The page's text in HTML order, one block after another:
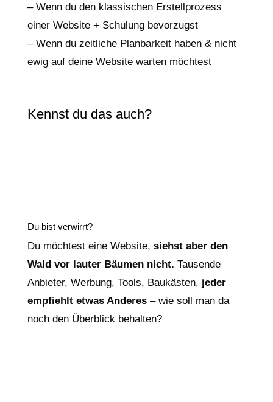
– Wenn du den klassischen Erstellprozess
einer Website + Schulung bevorzugst
– Wenn du zeitliche Planbarkeit haben & nicht
ewig auf deine Website warten möchtest
Kennst du das auch?
Du bist verwirrt?
Du möchtest eine Website, siehst aber den
Wald vor lauter Bäumen nicht. Tausende
Anbieter, Werbung, Tools, Baukästen, jeder
empfiehlt etwas Anderes– wie soll man da
noch den Überblick behalten?